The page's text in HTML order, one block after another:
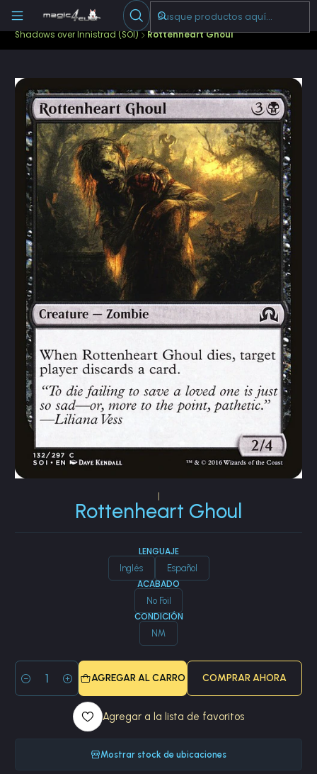
Escribenos
Cartas Sueltas Magic Pioneer
Shadows over Innistrad (SOI) Rottenheart Ghoul
Rottenheart Ghoul
LENGUAJE
Inglés Español
ACABADO
No Foil
CONDICIÓN
NM
Cantidad
AGREGAR AL CARRO COMPRAR AHORA
Agregar a la lista de favoritos
Mostrar stock de ubicaciones